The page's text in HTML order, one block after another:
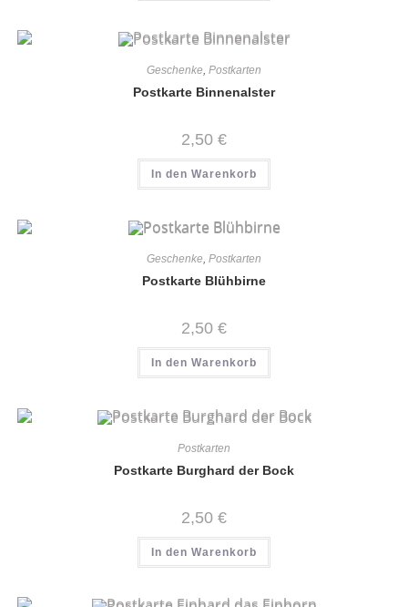
Geschenke, Postkarten
Postkarte Binnenalster
2,50 €
In den Warenkorb
Geschenke, Postkarten
Postkarte Blühbirne
2,50 €
In den Warenkorb
Postkarten
Postkarte Burghard der Bock
2,50 €
In den Warenkorb